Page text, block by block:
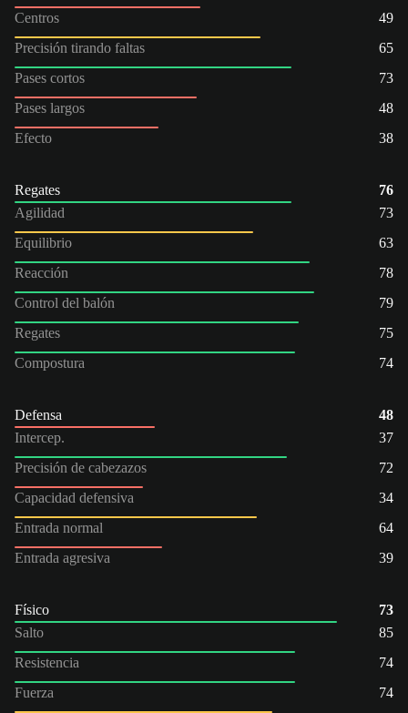
Centros
49
Precisión tirando faltas
65
Pases cortos
73
Pases largos
48
Efecto
38
Regates
76
Agilidad
73
Equilibrio
63
Reacción
78
Control del balón
79
Regates
75
Compostura
74
Defensa
48
Intercep.
37
Precisión de cabezazos
72
Capacidad defensiva
34
Entrada normal
64
Entrada agresiva
39
Físico
73
Salto
85
Resistencia
74
Fuerza
74